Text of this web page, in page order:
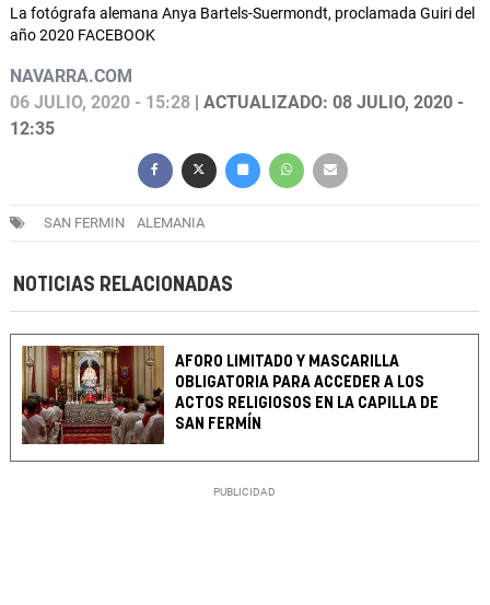
La fotógrafa alemana Anya Bartels-Suermondt, proclamada Guiri del
año 2020 FACEBOOK
NAVARRA.COM
06 JULIO, 2020 - 15:28 | ACTUALIZADO: 08 JULIO, 2020 -
12:35
SAN FERMIN ALEMANIA
NOTICIAS RELACIONADAS
AFORO LIMITADO Y MASCARILLA
OBLIGATORIA PARA ACCEDER A LOS
ACTOS RELIGIOSOS EN LA CAPILLA DE
SAN FERMÍN